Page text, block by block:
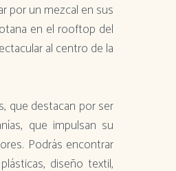
por un mezcal en sus
en el rooftop del
al centro de la
que destacan por ser
que impulsan su
Podrás encontrar
diseño textil,